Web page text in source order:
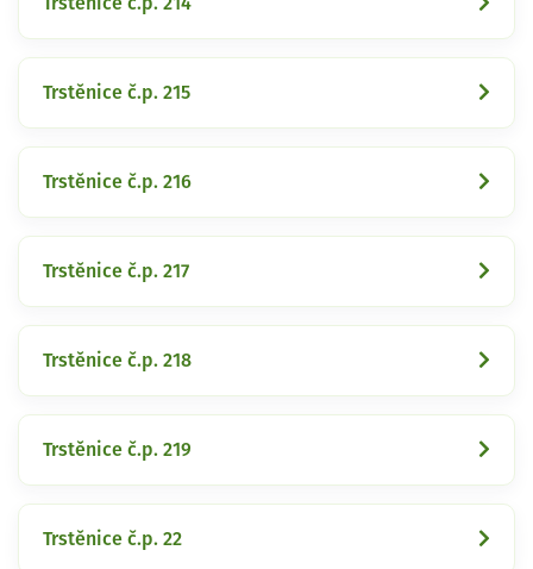
Trstěnice č.p. 215
Trstěnice č.p. 216
Trstěnice č.p. 217
Trstěnice č.p. 218
Trstěnice č.p. 219
Trstěnice č.p. 22